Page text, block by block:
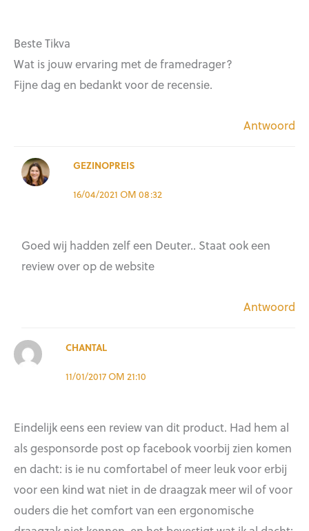
Beste Tikva
Wat is jouw ervaring met de framedrager?
Fijne dag en bedankt voor de recensie.
Antwoord
GEZINOPREIS
16/04/2021 OM 08:32
Goed wij hadden zelf een Deuter.. Staat ook een
review over op de website
Antwoord
CHANTAL
11/01/2017 OM 21:10
Eindelijk eens een review van dit product. Had hem al
als gesponsorde post op facebook voorbij zien komen
en dacht: is ie nu comfortabel of meer leuk voor erbij
voor een kind wat niet in de draagzak meer wil of voor
ouders die het comfort van een ergonomische